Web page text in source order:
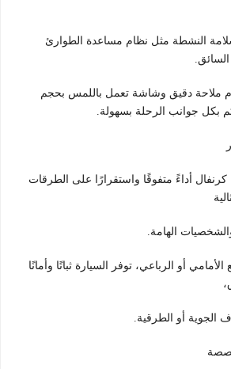
النشطة مثل نظام مساعدة الطوارئ
ملاحة دقيق وشاشة تعمل باللمس بحجم
بكل جوانب الرحلة بسهولة.
كرنفال أداءً متفوقًا واستقرارًا على الطرقات
الهامة.
أو الرباعي، توفر السيارة ثباتًا وأمانًا
أو الطرقية.